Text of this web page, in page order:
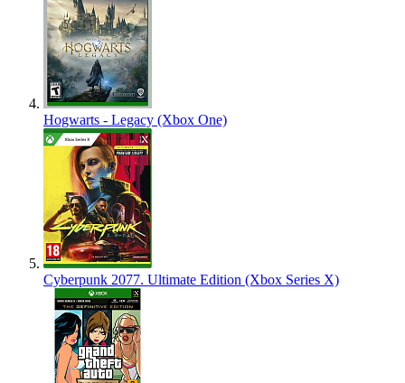
Hogwarts - Legacy (Xbox One)
Cyberpunk 2077. Ultimate Edition (Xbox Series X)